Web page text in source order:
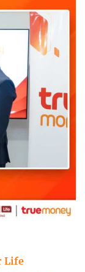
Life